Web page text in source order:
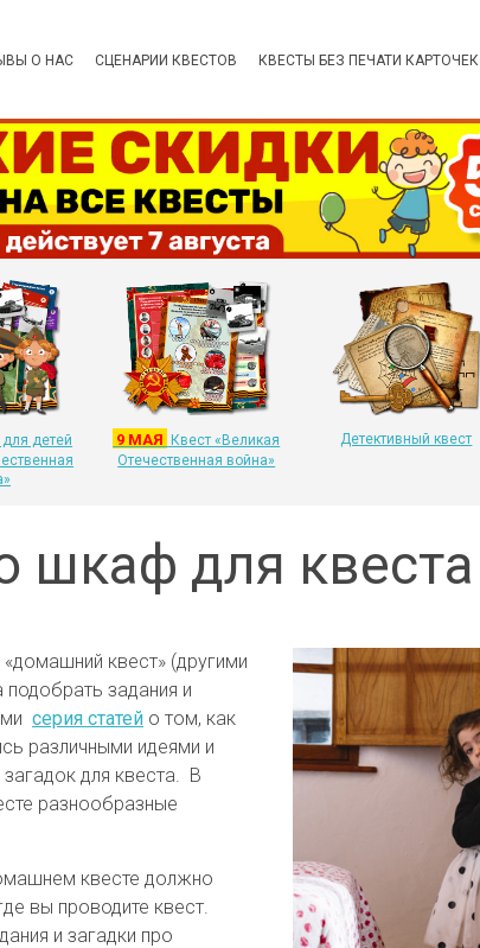
О НАС СЦЕНАРИИ КВЕСТОВ КВЕСТЫ БЕЗ ПЕЧАТИ КАРТОЧЕК
для детей
9 МАЯ
Квест «Великая
Отечественная война»
Детективный квест
шкаф для квеста
квест» (другими
задания и
серия статей о том, как
различными идеями и
для квеста. В
разнообразные
квесте должно
вы проводите квест.
и загадки про